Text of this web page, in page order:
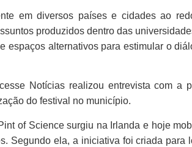
em diversos países e cidades ao
produzidos dentro das
espaços alternativos para estimular o
Notícias realizou entrevista com a
do festival no município.
of Science surgiu na Irlanda e hoje
Segundo ela, a iniciativa foi criada para